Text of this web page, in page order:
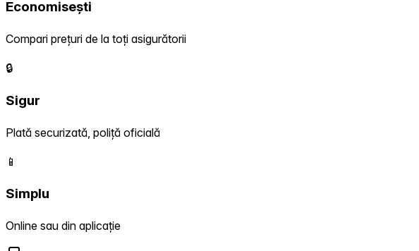
Economisești
Compari prețuri de la toți asigurătorii
🔒
Sigur
Plată securizată, poliță oficială
📱
Simplu
Online sau din aplicație